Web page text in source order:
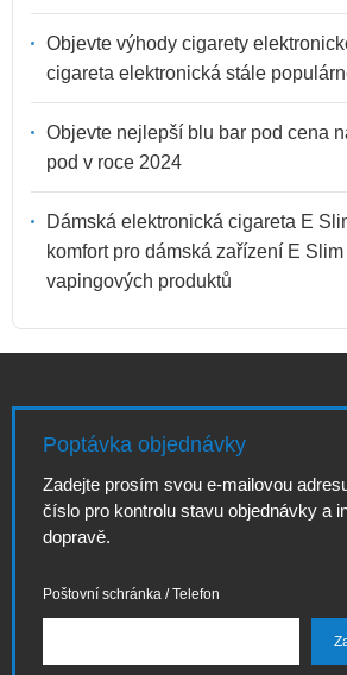
Objevte výhody cigarety
cigareta elektronická stále
Objevte nejlepší blu bar pod cena
pod v roce 2024
Dámská elektronická cigareta E
komfort pro dámská zařízení E Slim
vapingových produktů
Poptávka objednávky
Zadejte prosím svou e-mailovou
číslo pro kontrolu stavu objednávky a
dopravě.
Poštovní schránka / Telefon